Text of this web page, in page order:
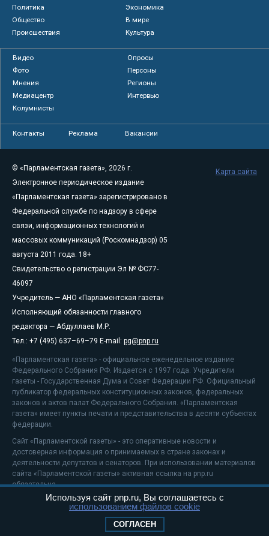
Политика
Экономика
Общество
В мире
Происшествия
Культура
Видео
Опросы
Фото
Персоны
Мнения
Регионы
Медиацентр
Интервью
Колумнисты
Контакты Реклама Вакансии
© «Парламентская газета», 2026 г.
Электронное периодическое издание
«Парламентская газета» зарегистрировано в
Федеральной службе по надзору в сфере
связи, информационных технологий и
массовых коммуникаций (Роскомнадзор) 05
августа 2011 года. 18+
Свидетельство о регистрации Эл № ФС77-
46097
Учредитель — АНО «Парламентская газета»
Исполняющий обязанности главного
редактора — Абдуллаев М.Р.
Тел.: +7 (495) 637–69–79 E-mail: pg@pnp.ru
«Парламентская газета» - официальное еженедельное издание
Федерального Собрания РФ. Издается с 1997 года. Учредители
газеты - Государственная Дума и Совет Федерации РФ. Официальный
публикатор федеральных конституционных законов, федеральных
законов и актов палат Федерального Собрания. «Парламентская
газета» имеет пункты печати и представительства в десяти субъектах
федерации.
Сайт «Парламентской газеты» - это оперативные новости и
достоверная информация о принимаемых в стране законах и
деятельности депутатов и сенаторов. При использовании материалов
сайта «Парламентской газеты» активная ссылка на pnp.ru
обязательна.
На информационном ресурсе применяютсярекомендательные
Положение о защите персональных данных
Карта сайта
Используя сайт pnp.ru, Вы соглашаетесь с
использованием файлов cookie
СОГЛАСЕН